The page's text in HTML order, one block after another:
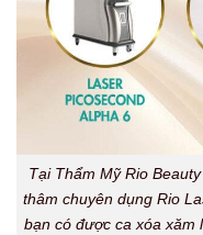
Tại Thẩm Mỹ Rio
thâm chuyên dụng Rio
bạn có được ca xóa xăm